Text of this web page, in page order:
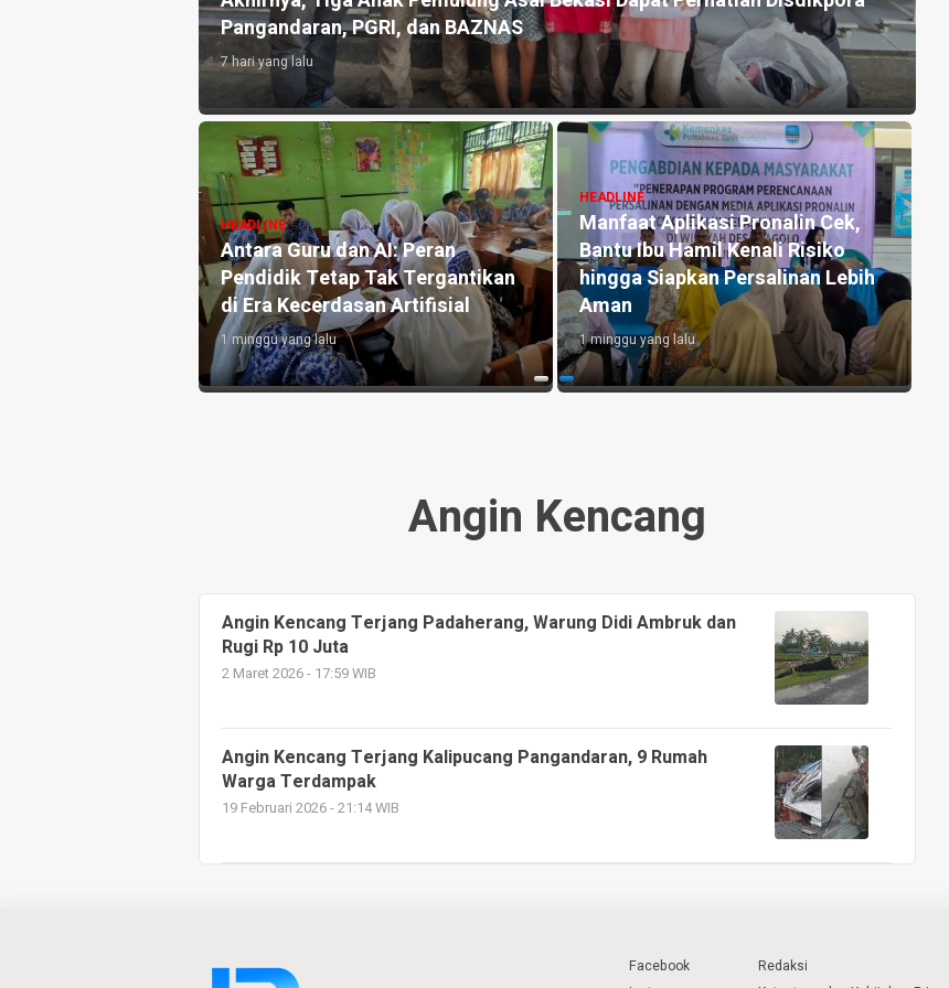
untuk Warga
2 hari yang lalu
HEADLINE
Pengelola Kebun Durian di
Kedungwuluh Pangandaran Sulap
Lahan Tidak Produktif ‎
2 hari yang lalu
HEADLINE
Grand Palma Pangandaran
Rayakan HUT ke-3, Perkuat
Konsep Syariah dan Targetkan
Ekspansi
7 hari yang lalu
Angin Kencang
Angin Kencang Terjang Padaherang, Warung Didi Ambruk dan
Rugi Rp 10 Juta
2 Maret 2026 - 17:59 WIB
Angin Kencang Terjang Kalipucang Pangandaran, 9 Rumah
Warga Terdampak
19 Februari 2026 - 21:14 WIB
Facebook
Redaksi